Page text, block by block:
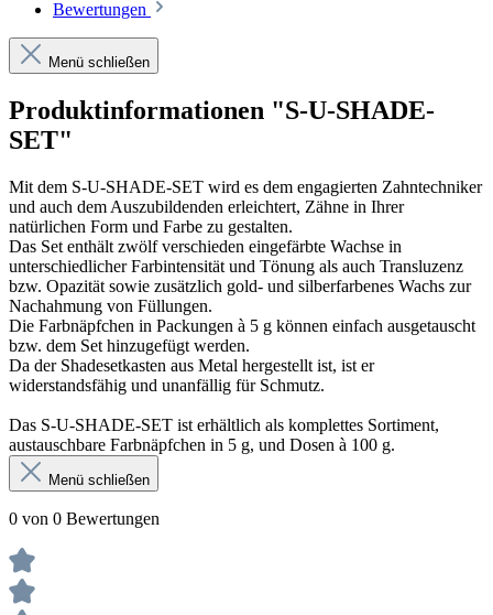
S-U-SHADE-SET-WACHS, Farbnäpfchen 5 g, Nr. 5
Intensiv-weiß
Art. Nr. 652755
Menge
S-U-SHADE-SET-WACHS, Farbnäpfchen 5 g, Nr. 6 Dentin-
elfenbein
Art. Nr. 652765
Menge
S-U-SHADE-SET-WACHS, Farbnäpfchen 5 g, Nr. 7 Dentin-
Art. Nr. 652775
Menge
S-U-SHADE-SET-WACHS, Farbnäpfchen 5 g, Nr. 8
Intensiv-orange
Art. Nr. 6527785
Bewertungen
Menü schließen
Produktinformationen "S-U-SHADE-
SET"
Mit dem S-U-SHADE-SET wird es dem engagierten Zahntechniker
und auch dem Auszubildenden erleichtert, Zähne in Ihrer
natürlichen Form und Farbe zu gestalten.
Das Set enthält zwölf verschieden eingefärbte Wachse in
unterschiedlicher Farbintensität und Tönung als auch Transluzenz
bzw. Opazität sowie zusätzlich gold- und silberfarbenes Wachs zur
Nachahmung von Füllungen.
Die Farbnäpfchen in Packungen à 5 g können einfach ausgetauscht
bzw. dem Set hinzugefügt werden.
Da der Shadesetkasten aus Metal hergestellt ist, ist er
widerstandsfähig und unanfällig für Schmutz.
Das S-U-SHADE-SET ist erhältlich als komplettes Sortiment,
austauschbare Farbnäpfchen in 5 g, und Dosen à 100 g.
Menü schließen
0 von 0 Bewertungen